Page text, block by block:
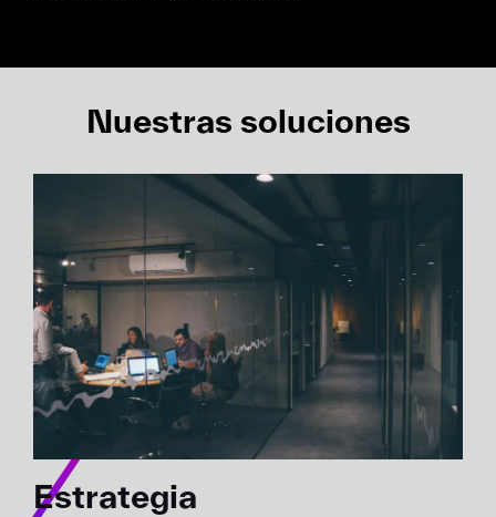
Nuestras soluciones
Estrategia